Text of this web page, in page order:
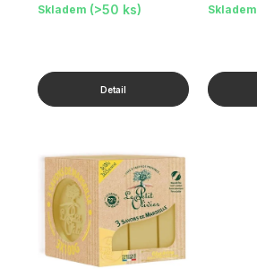
Skladem (>50 ks) Skladem